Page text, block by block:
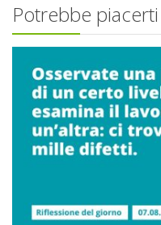
Potrebbe